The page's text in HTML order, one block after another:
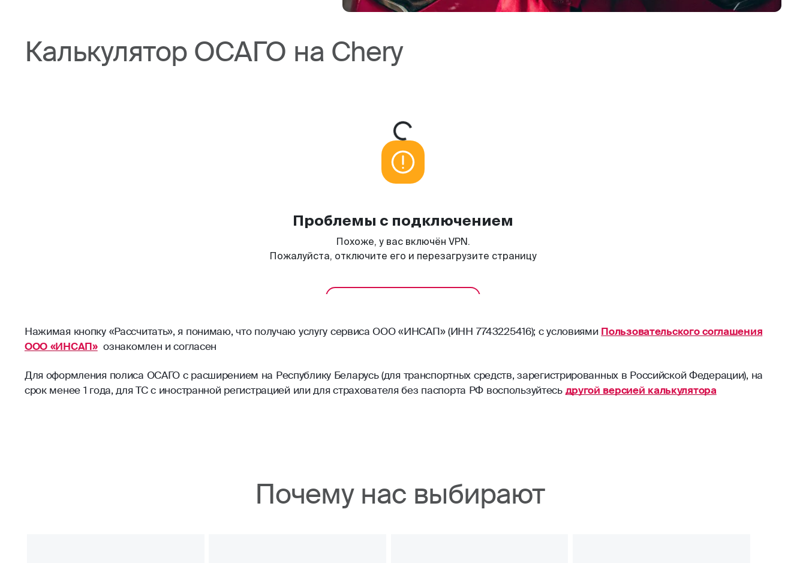
Калькулятор ОСАГО на Chery
Нажимая кнопку «Рассчитать», я понимаю, что получаю услугу сервиса ООО «ИНСАП» (ИНН 7743225416); с условиями Пользовательского соглашения
ООО «ИНСАП» ознакомлен и согласен
Для оформления полиса ОСАГО с расширением на Республику Беларусь (для транспортных средств, зарегистрированных в Российской Федерации), на
срок менее 1 года, для ТС с иностранной регистрацией или для страхователя без паспорта РФ воспользуйтесь другой версией калькулятора
Почему нас выбирают